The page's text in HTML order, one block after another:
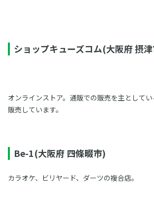
ショップキューズコム(大阪府 摂
オンラインストア。通販での販売を主として
販売しています。
Be-1(大阪府 四條畷市)
カラオケ、ビリヤード、ダーツの複合店。